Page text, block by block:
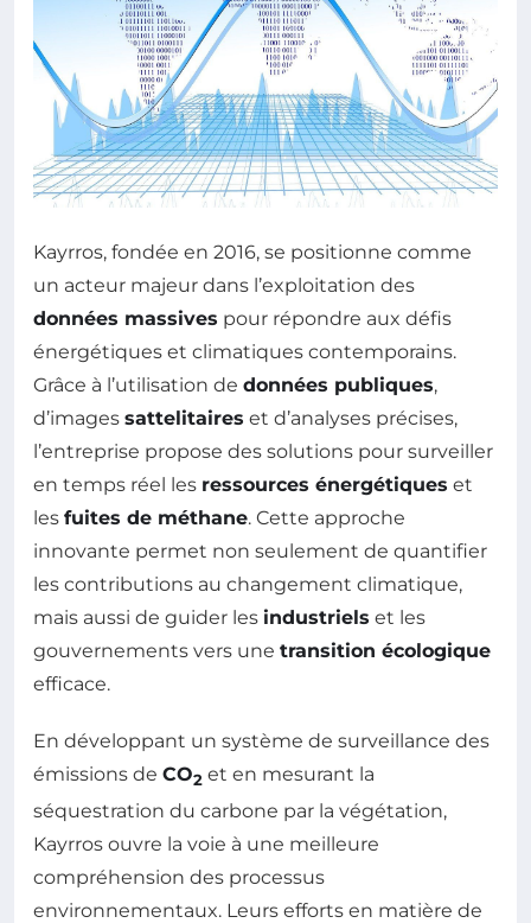
Kayrros, fondée en 2016, se positionne comme
un acteur majeur dans l’exploitation des
données massives pour répondre aux défis
énergétiques et climatiques contemporains.
Grâce à l’utilisation de données publiques,
d’images sattelitaires et d’analyses précises,
l’entreprise propose des solutions pour surveiller
en temps réel les ressources énergétiques et
les fuites de méthane. Cette approche
innovante permet non seulement de quantifier
les contributions au changement climatique,
mais aussi de guider les industriels et les
gouvernements vers une transition écologique
efficace.
En développant un système de surveillance des
émissions de CO2 et en mesurant la
séquestration du carbone par la végétation,
Kayrros ouvre la voie à une meilleure
compréhension des processus
environnementaux. Leurs efforts en matière de